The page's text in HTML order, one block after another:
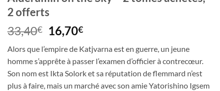
2 offerts
33,40€
Le
prix
initial
était :
33,40€.
16,70€Le
actuel
est :
16,70€.
Alors que l’empire de Katjvarna est en guerre, un jeune
homme s’apprête à passer l’examen d’officier à contrecœur.
Son nom est Ikta Solork et sa réputation de flemmard n’est
plus à faire, mais un marché avec son amie Yatorishino Igsem